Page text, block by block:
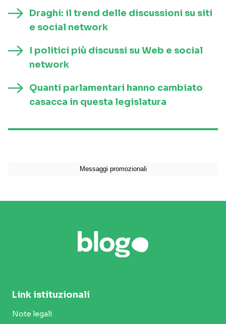
Draghi: il trend delle discussioni su siti
e social network
I politici più discussi su Web e social
network
Quanti parlamentari hanno cambiato
casacca in questa legislatura
Link istituzionali
Note legali